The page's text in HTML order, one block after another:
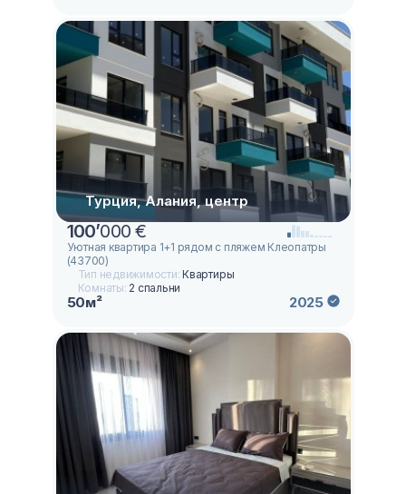
Турция, Алания, центр
100’000 €
Уютная квартира 1+1 рядом с пляжем Клеопатры
(43700)
Тип недвижимости:Квартиры
Комнаты: 2 спальни
50м² 2025